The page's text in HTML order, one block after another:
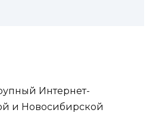
Интернет-
и Новосибирской